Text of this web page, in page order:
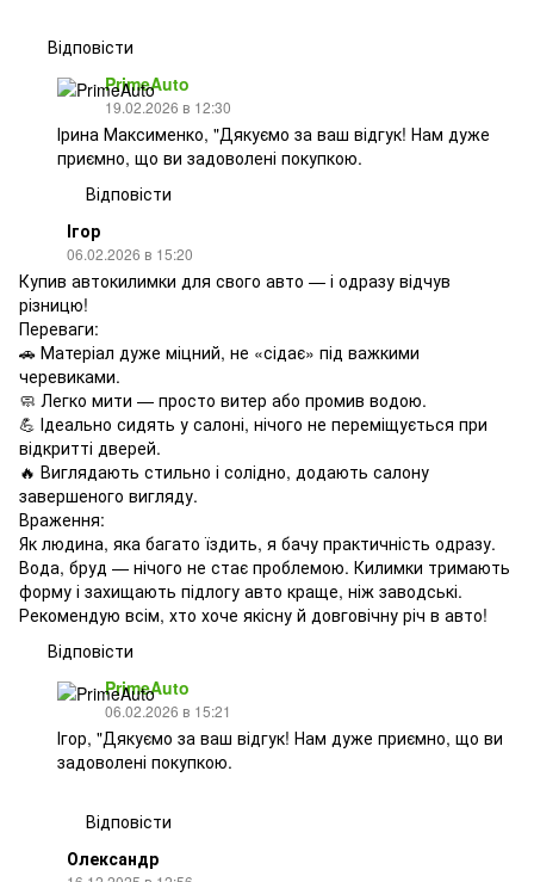
Відповісти
PrimeAuto
19.02.2026 в 12:30
Ірина Максименко, "Дякуємо за ваш відгук! Нам дуже
приємно, що ви задоволені покупкою.
Відповісти
Ігор
06.02.2026 в 15:20
Купив автокилимки для свого авто — і одразу відчув
різницю!
Переваги:
🚗 Матеріал дуже міцний, не «сідає» під важкими
черевиками.
🧼 Легко мити — просто витер або промив водою.
💪 Ідеально сидять у салоні, нічого не переміщується при
відкритті дверей.
🔥 Виглядають стильно і солідно, додають салону
завершеного вигляду.
Враження:
Як людина, яка багато їздить, я бачу практичність одразу.
Вода, бруд — нічого не стає проблемою. Килимки тримають
форму і захищають підлогу авто краще, ніж заводські.
Рекомендую всім, хто хоче якісну й довговічну річ в авто!
Відповісти
PrimeAuto
06.02.2026 в 15:21
Ігор, "Дякуємо за ваш відгук! Нам дуже приємно, що ви
задоволені покупкою.
Відповісти
Олександр